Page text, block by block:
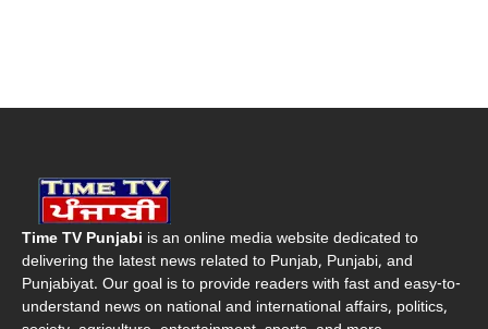
Time TV Punjabi is an online media website dedicated to
delivering the latest news related to Punjab, Punjabi, and
Punjabiyat. Our goal is to provide readers with fast and easy-to-
understand news on national and international affairs, politics,